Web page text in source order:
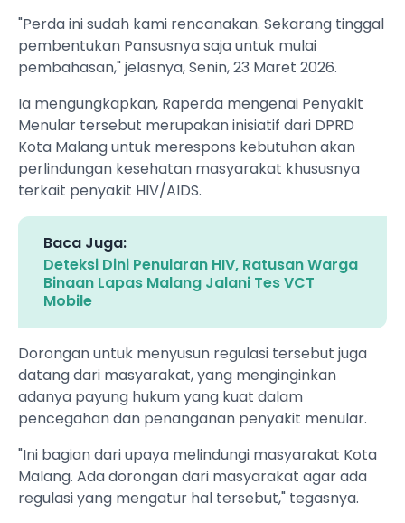
"Perda ini sudah kami rencanakan. Sekarang tinggal
pembentukan Pansusnya saja untuk mulai
pembahasan," jelasnya, Senin, 23 Maret 2026.
Ia mengungkapkan, Raperda mengenai Penyakit
Menular tersebut merupakan inisiatif dari DPRD
Kota Malang untuk merespons kebutuhan akan
perlindungan kesehatan masyarakat khususnya
terkait penyakit HIV/AIDS.
Baca Juga:
Deteksi Dini Penularan HIV, Ratusan Warga
Binaan Lapas Malang Jalani Tes VCT
Mobile
Dorongan untuk menyusun regulasi tersebut juga
datang dari masyarakat, yang menginginkan
adanya payung hukum yang kuat dalam
pencegahan dan penanganan penyakit menular.
"Ini bagian dari upaya melindungi masyarakat Kota
Malang. Ada dorongan dari masyarakat agar ada
regulasi yang mengatur hal tersebut," tegasnya.